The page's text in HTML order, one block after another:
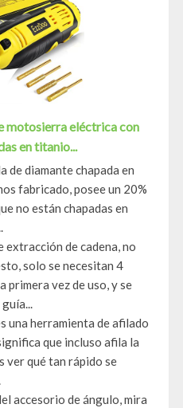
motosierra eléctrica con
en titanio...
de diamante chapada en
fabricado, posee un 20%
no están chapadas en
extracción de cadena, no
solo se necesitan 4
primera vez de uso, y se
una herramienta de afilado
que incluso afila la
ver qué tan rápido se
accesorio de ángulo, mira